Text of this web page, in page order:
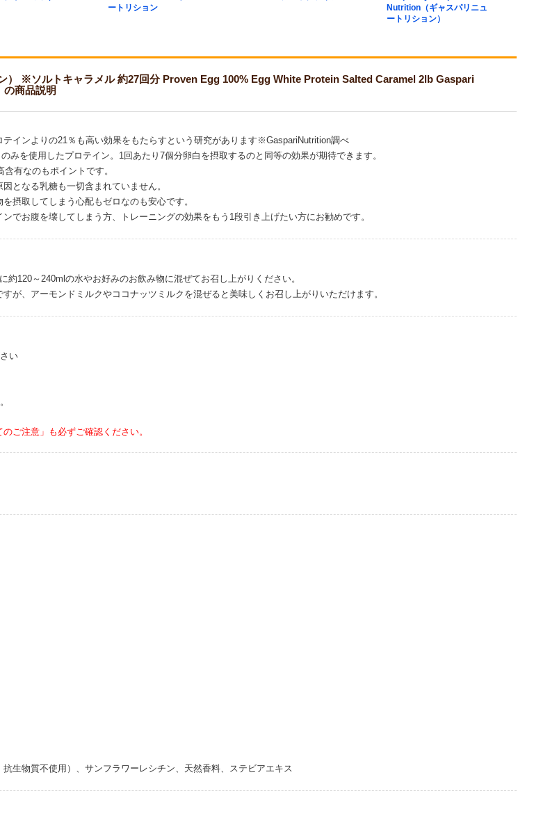
ートリション
Nutrition（ギャスパリニュ
ートリション）
） ※ソルトキャラメル 約27回分 Proven Egg 100% Egg White Protein Salted Caramel 2lb Gaspari
商品説明
インよりの21％も高い効果をもたらすという研究があります※GaspariNutrition調べ
みを使用したプロテイン。1回あたり7個分卵白を摂取するのと同等の効果が期待できます。
有なのもポイントです。
となる乳糖も一切含まれていません。
摂取してしまう心配もゼロなのも安心です。
でお腹を壊してしまう方、トレーニングの効果をもう1段引き上げたい方にお勧めです。
約120～240mlの水やお好みのお飲み物に混ぜてお召し上がりください。
が、アーモンドミルクやココナッツミルクを混ぜると美味しくお召し上がりいただけます。
い
ご注意」も必ずご確認ください。
生物質不使用）、サンフラワーレシチン、天然香料、ステビアエキス